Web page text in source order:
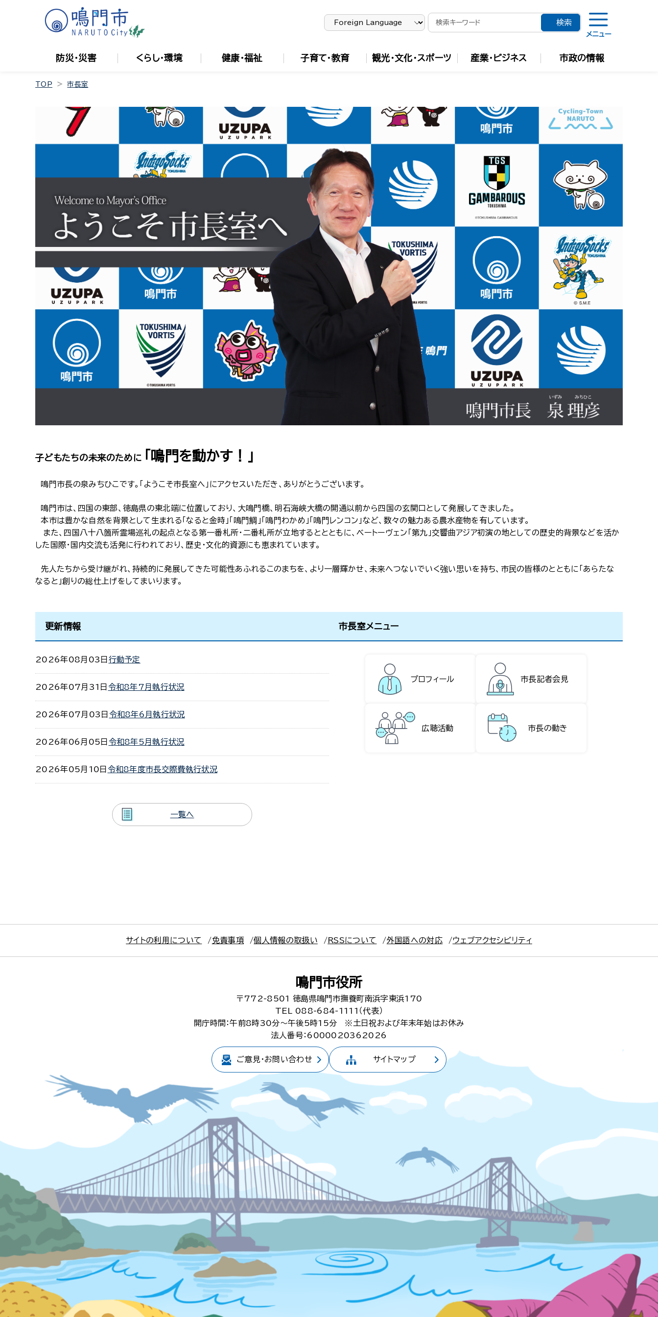
メニュー
防災・災害 くらし・環境 健康・福祉 子育て・教育 観光・文化・スポーツ 産業・ビジネス 市政の情報
TOP 市長室
子どもたちの未来のために 「鳴門を動かす！」
鳴門市長の泉みちひこです。「ようこそ市長室へ」にアクセスいただき、ありがとうございます。
鳴門市は、四国の東部、徳島県の東北端に位置しており、大鳴門橋、明石海峡大橋の開通以前から四国の玄関口として発展してきました。
本市は豊かな自然を背景として生まれる「なると金時」「鳴門鯛」「鳴門わかめ」「鳴門レンコン」など、数々の魅力ある農水産物を有しています。
また、四国八十八箇所霊場巡礼の起点となる第一番札所・二番札所が立地するととともに、ベートーヴェン「第九」交響曲アジア初演の地としての歴史的背景などを活か
した国際・国内交流も活発に行われており、歴史・文化的資源にも恵まれています。
先人たちから受け継がれ、持続的に発展してきた可能性あふれるこのまちを、より一層輝かせ、未来へつないでいく強い思いを持ち、市民の皆様のとともに「あらたな
なると」創りの総仕上げをしてまいります。
更新情報
2026年08月03日 行動予定
2026年07月31日 令和8年7月執行状況
2026年07月03日 令和8年6月執行状況
2026年06月05日 令和8年5月執行状況
2026年05月10日 令和8年度市長交際費執行状況
一覧へ
市長室メニュー
プロフィール 市長記者会見
広聴活動 市長の動き
サイトの利用について 免責事項 個人情報の取扱い RSSについて 外国語への対応 ウェブアクセシビリティ
鳴門市役所
〒772-8501
徳島県鳴門市撫養町南浜字東浜170
TEL 088-684-1111（代表）
開庁時間：午前8時30分～午後5時15分
※土日祝および年末年始はお休み
法人番号：6000020362026
ご意見・お問い合わせ サイトマップ